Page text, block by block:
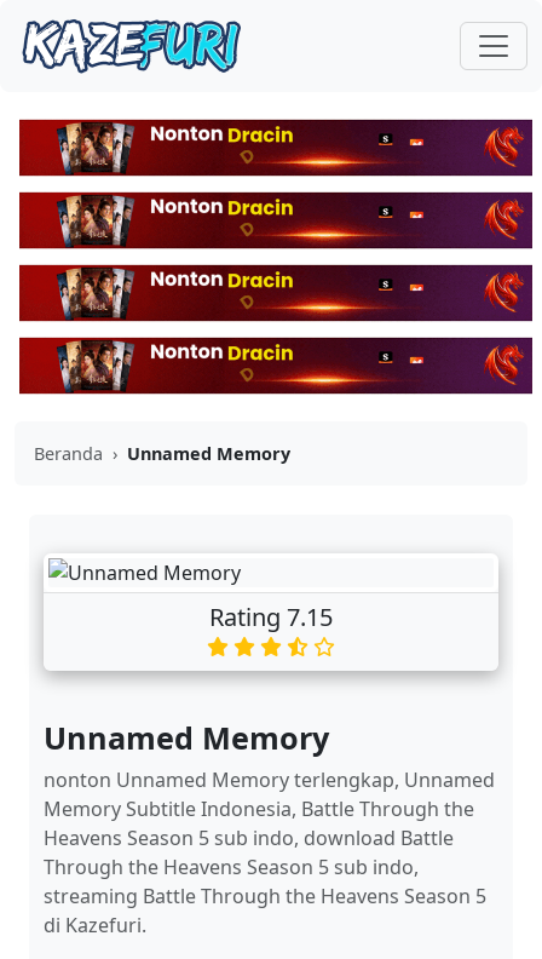
Beranda › Unnamed Memory
Rating 7.15
Unnamed Memory
nonton Unnamed Memory terlengkap, Unnamed
Memory Subtitle Indonesia, Battle Through the
Heavens Season 5 sub indo, download Battle
Through the Heavens Season 5 sub indo,
streaming Battle Through the Heavens Season 5
di Kazefuri.